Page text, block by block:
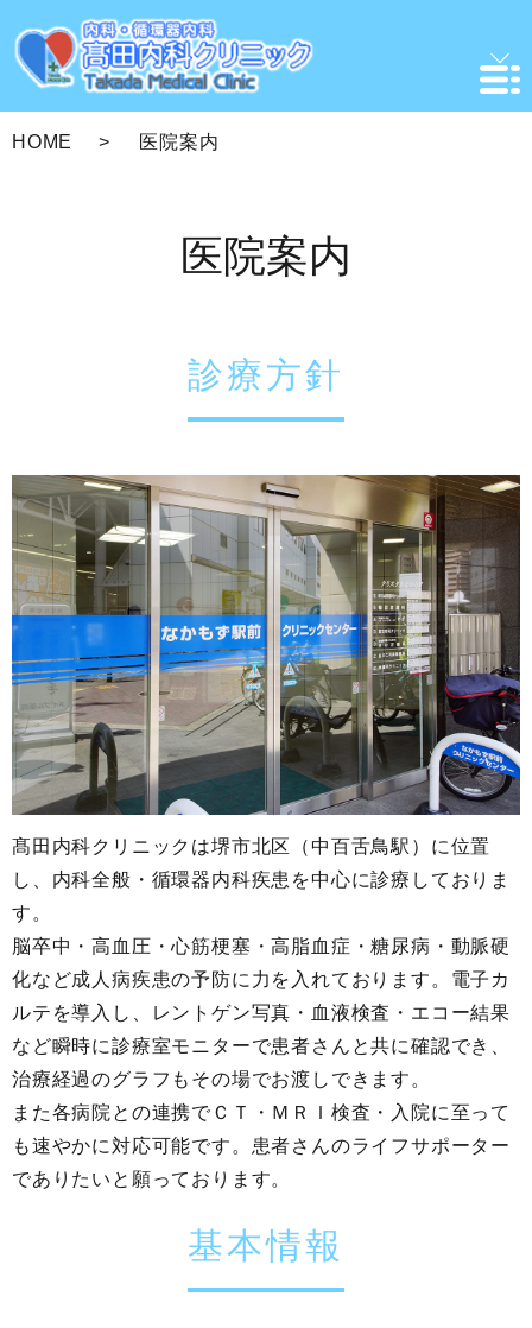
HOME 医院案内
医院案内
診療方針
髙田内科クリニックは堺市北区（中百舌鳥駅）に位置
し、内科全般・循環器内科疾患を中心に診療しておりま
す。
脳卒中・高血圧・心筋梗塞・高脂血症・糖尿病・動脈硬
化など成人病疾患の予防に力を入れております。電子カ
ルテを導入し、レントゲン写真・血液検査・エコー結果
など瞬時に診療室モニターで患者さんと共に確認でき、
治療経過のグラフもその場でお渡しできます。
また各病院との連携でＣＴ・ＭＲＩ検査・入院に至って
も速やかに対応可能です。患者さんのライフサポーター
でありたいと願っております。
基本情報